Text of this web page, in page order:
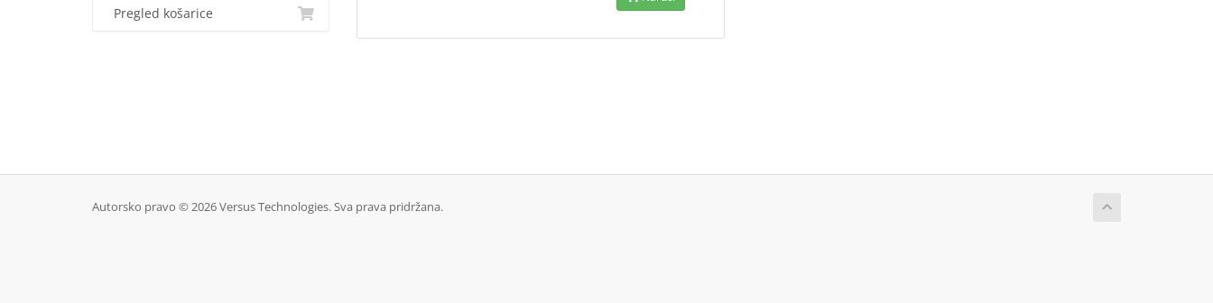
Pregled košarice
Autorsko pravo © 2026 Versus Technologies. Sva prava pridržana.